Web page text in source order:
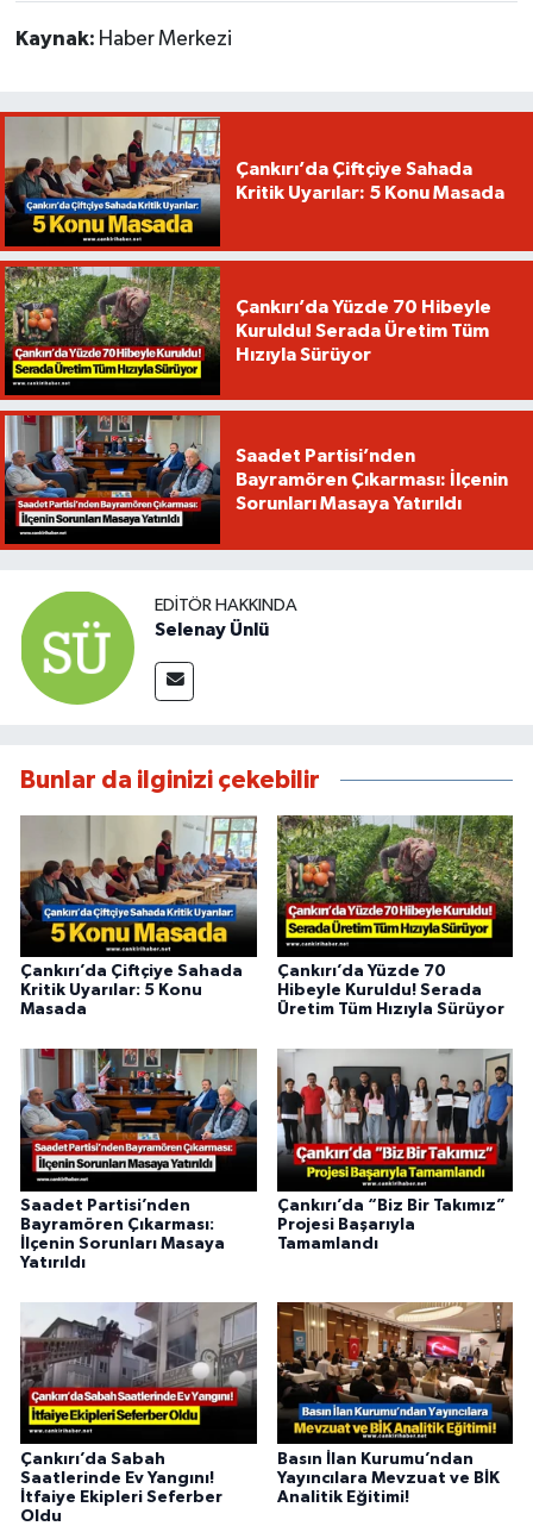
Kaynak: Haber Merkezi
Çankırı’da Çiftçiye Sahada
Kritik Uyarılar: 5 Konu Masada
Çankırı’da Yüzde 70 Hibeyle
Kuruldu! Serada Üretim Tüm
Hızıyla Sürüyor
Saadet Partisi’nden
Bayramören Çıkarması: İlçenin
Sorunları Masaya Yatırıldı
EDITÖR HAKKINDA
Selenay Ünlü
Bunlar da ilginizi çekebilir
Çankırı’da Çiftçiye Sahada
Kritik Uyarılar: 5 Konu
Masada
Çankırı’da Yüzde 70
Hibeyle Kuruldu! Serada
Üretim Tüm Hızıyla Sürüyor
Saadet Partisi’nden
Bayramören Çıkarması:
İlçenin Sorunları Masaya
Yatırıldı
Çankırı’da “Biz Bir Takımız”
Projesi Başarıyla
Tamamlandı
Çankırı’da Sabah
Saatlerinde Ev Yangını!
İtfaiye Ekipleri Seferber
Oldu
Basın İlan Kurumu’ndan
Yayıncılara Mevzuat ve BİK
Analitik Eğitimi!